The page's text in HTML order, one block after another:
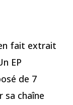
fait extrait
EP
de 7
sa chaîne